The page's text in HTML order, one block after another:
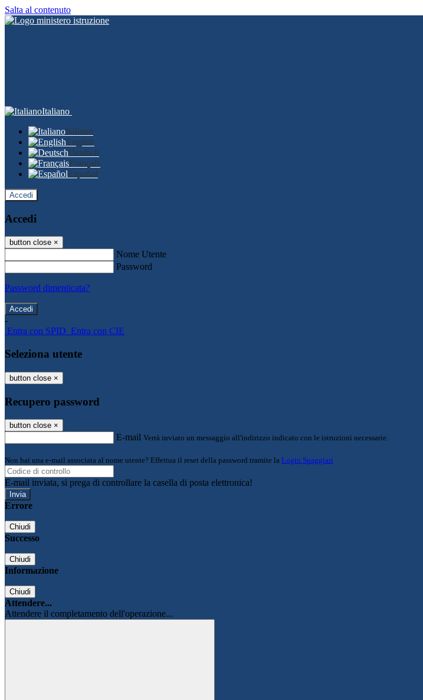
Salta al contenuto
Italiano
Italiano
English
Deutsch
Français
Español
Accedi
Accedi
button close ×
Nome Utente
Password
Password dimenticata?
-
Entra con SPID Entra con CIE
Seleziona utente
button close ×
Recupero password
button close ×
E-mail Verrà inviato un messaggio all'indirizzo indicato con le istruzioni necessarie.
Non hai una e-mail associata al nome utente? Effettua il reset della password tramite la Login Spaggiari
E-mail inviata, si prega di controllare la casella di posta elettronica!
Errore
Chiudi
Successo
Chiudi
Informazione
Chiudi
Attendere...
Attendere il completamento dell'operazione...